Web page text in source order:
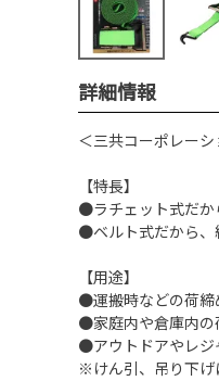
詳細情報
＜三共コーポレー
【特長】
●ラチェット式だか
●ベルト式だから、
【用途】
●運搬時などの荷締
●家庭内や倉庫内の
●アウトドアやレジ
※けん引、吊り下げ